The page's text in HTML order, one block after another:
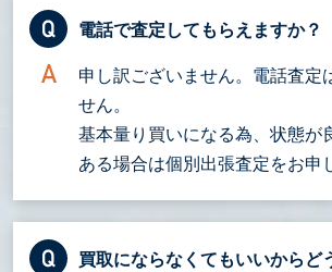
電話で査定してもらえますか？
申し訳ございません。電話査定
せん。
基本量り買いになる為、状態が
ある場合は個別出張査定をお申
買取にならなくてもいいからど